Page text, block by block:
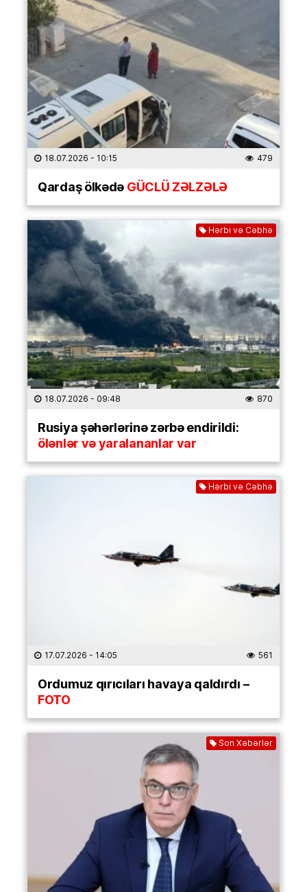
18.07.2026 - 10:15 479
Qardaş ölkədəGÜCLÜ ZƏLZƏLƏ
Hərbi və Cəbhə
18.07.2026 - 09:48 870
Rusiya şəhərlərinə zərbə endirildi:
ölənlər və yaralananlar var
Hərbi və Cəbhə
17.07.2026 - 14:05 561
Ordumuz qırıcıları havaya qaldırdı –
FOTO
Son Xəbərlər